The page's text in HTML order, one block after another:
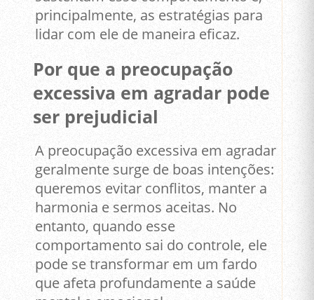
principalmente, as estratégias para
lidar com ele de maneira eficaz.
Por que a preocupação
excessiva em agradar pode
ser prejudicial
A preocupação excessiva em agradar
geralmente surge de boas intenções:
queremos evitar conflitos, manter a
harmonia e sermos aceitas. No
entanto, quando esse
comportamento sai do controle, ele
pode se transformar em um fardo
que afeta profundamente a saúde